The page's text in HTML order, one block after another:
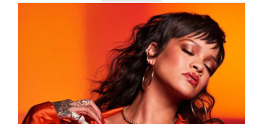
Forbes: Rihanna je milijarderka i zvanično najbogatija
muzičarka na svetu
Zvezde